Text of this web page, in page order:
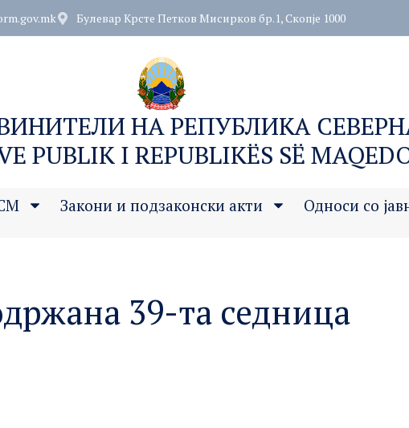
Булевар Крсте Петков Мисирков бр.1, Скопје 1000
НА РЕПУБЛИКА
PUBLIK I REPUBLIKËS SË
Закони и подзаконски акти Односи со
39-та седница